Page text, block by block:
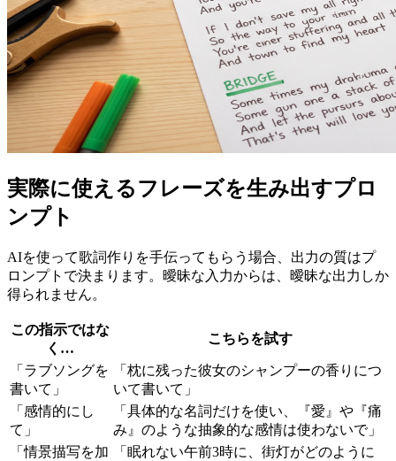
実際に使えるフレーズを生み出すプロ
ンプト
AIを使って歌詞作りを手伝ってもらう場合、出力の質はプ
ロンプトで決まります。曖昧な入力からは、曖昧な出力しか
得られません。
この指示ではな
く…
こちらを試す
「ラブソングを
書いて」
「枕に残った彼女のシャンプーの香りにつ
いて書いて」
「感情的にし
て」
「具体的な名詞だけを使い、『愛』や『痛
み』のような抽象的な感情は使わないで」
「情景描写を加
「眠れない午前3時に、街灯がどのように